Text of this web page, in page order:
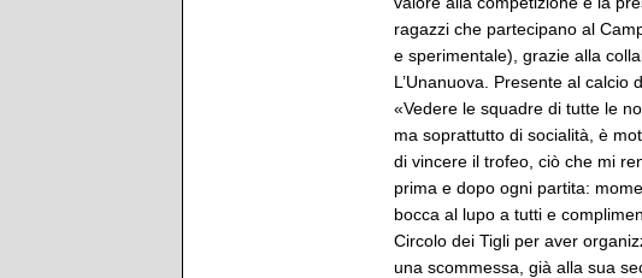
ragazzi che partecipano al
e sperimentale), grazie alla
L’Unanuova. Presente al calcio
«Vedere le squadre di tutte le
ma soprattutto di socialità, è
di vincere il trofeo, ciò che mi
prima e dopo ogni partita:
bocca al lupo a tutti e
Circolo dei Tigli per aver
una scommessa, già alla sua